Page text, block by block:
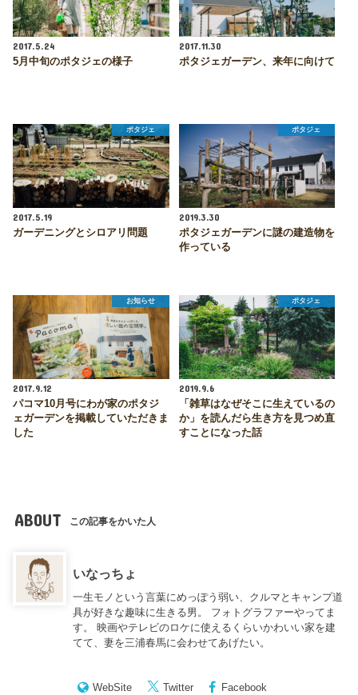
2017.5.24
5月中旬のポタジェの様子
2017.11.30
ポタジェガーデン、来年に向けて
ポタジェ
2017.5.19
ガーデニングとシロアリ問題
ポタジェ
2019.3.30
ポタジェガーデンに謎の建造物を
作っている
お知らせ
2017.9.12
パコマ10月号にわが家のポタジ
ェガーデンを掲載していただきま
した
ポタジェ
2019.9.6
「雑草はなぜそこに生えているの
か」を読んだら生き方を見つめ直
すことになった話
ABOUT この記事をかいた人
いなっちょ
一生モノという言葉にめっぽう弱い、クルマとキャンプ道
具が好きな趣味に生きる男。 フォトグラファーやってま
す。 映画やテレビのロケに使えるくらいかわいい家を建
てて、妻を三浦春馬に会わせてあげたい。
WebSite Twitter Facebook